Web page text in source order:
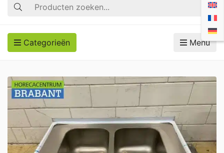
Zoek op
Categorieën Menu